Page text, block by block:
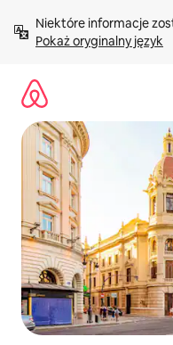
treści Pokaż oryginalny język